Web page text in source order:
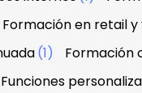
Formación en retail
(1) Formación
Funciones